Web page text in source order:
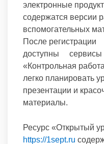
электронные
содержатся версии
вспомогательных
После
доступны
«Контрольная
легко планировать
презентации и
материалы.
Ресурс «Открытый
https://1sept.ru